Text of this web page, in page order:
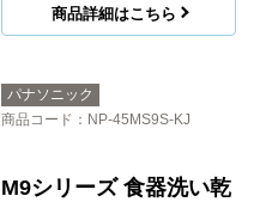
R9シリーズ 食器洗い乾